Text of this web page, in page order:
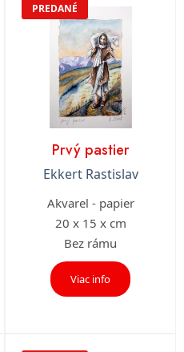
PREDANÉ
Prvý pastier
Ekkert Rastislav
Akvarel - papier
20 x 15 x cm
Bez rámu
Viac info